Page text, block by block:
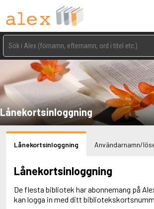
Lånekortsinloggning
Lånekortsinloggning Användarnamn/
Lånekortsinloggning
De flesta bibliotek har abonnemang på
kan logga in med ditt